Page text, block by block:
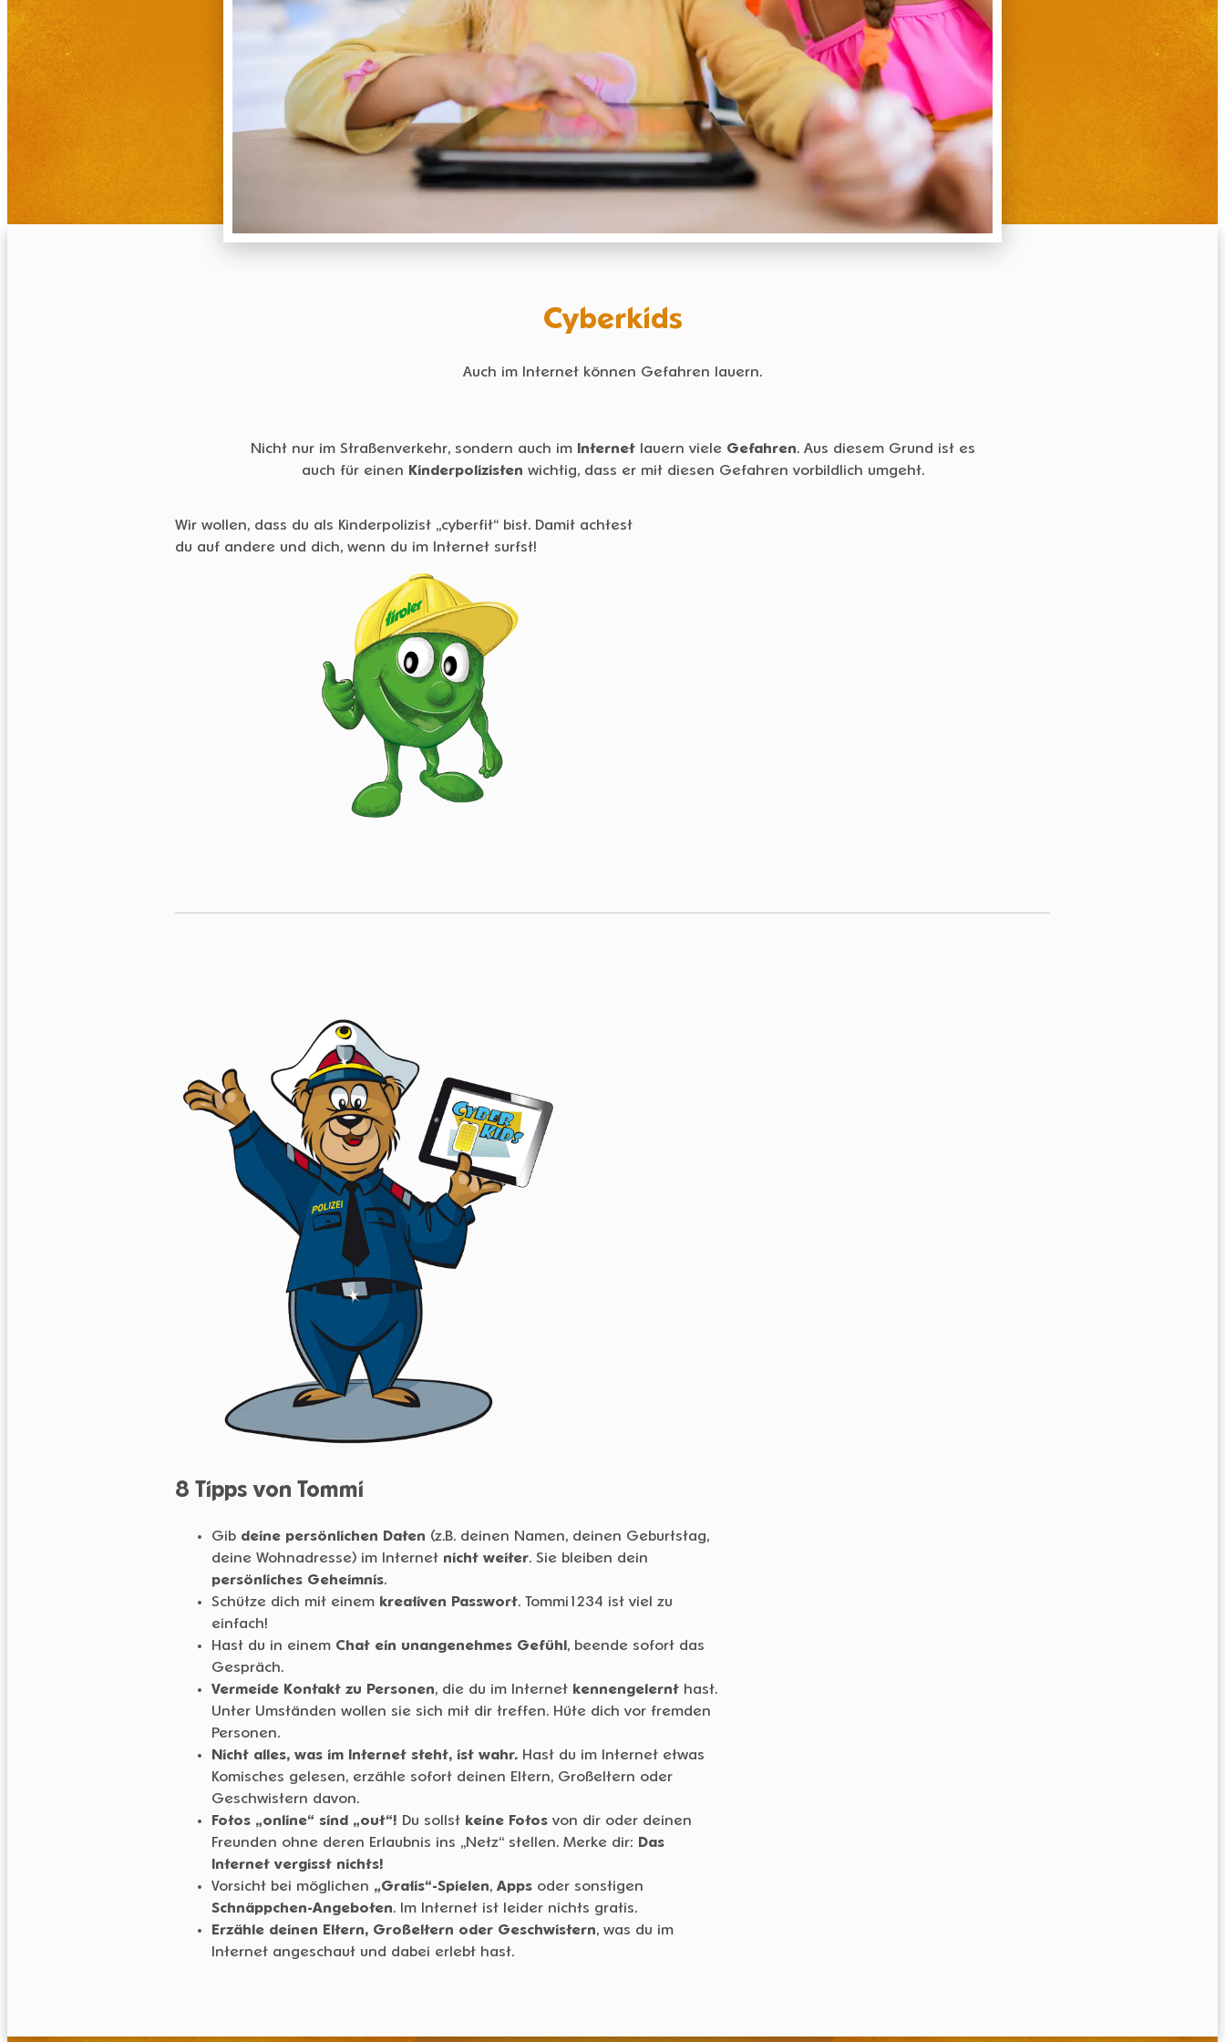
Cyberkids
Auch im Internet können Gefahren lauern.
Nicht nur im Straßenverkehr, sondern auch im Internetlauern viele Gefahren. Aus diesem Grund ist es
auch für einen Kinderpolizisten wichtig, dass er mit diesen Gefahren vorbildlich umgeht.
Wir wollen, dass du als Kinderpolizist „cyberfit“ bist. Damit achtest
du auf andere und dich, wenn du im Internet surfst!
8 Tipps von Tommi
Gib deine persönlichen Daten (z.B. deinen Namen, deinen Geburtstag,
deine Wohnadresse) im Internet nicht weiter. Sie bleiben dein
persönliches Geheimnis.
Schütze dich mit einem kreativen Passwort. Tommi1234 ist viel zu
einfach!
Hast du in einem Chat ein unangenehmes Gefühl, beende sofort das
Gespräch.
Vermeide Kontakt zu Personen, die du im Internet kennengelernt hast.
Unter Umständen wollen sie sich mit dir treffen. Hüte dich vor fremden
Personen.
Nicht alles, was im Internet steht, ist wahr. Hast du im Internet etwas
Komisches gelesen, erzähle sofort deinen Eltern, Großeltern oder
Geschwistern davon.
Fotos „online“ sind „out“! Du sollst keine Fotos von dir oder deinen
Freunden ohne deren Erlaubnis ins „Netz“ stellen. Merke dir: Das
Internet vergisst nichts!
Vorsicht bei möglichen „Gratis“-Spielen, Apps oder sonstigen
Schnäppchen-Angeboten. Im Internet ist leider nichts gratis.
Erzähle deinen Eltern, Großeltern oder Geschwistern, was du im
Internet angeschaut und dabei erlebt hast.